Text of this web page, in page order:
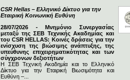
CSR Hellas – Ελληνικό Δίκτυο για την
Εταιρική Κοινωνική Ευθύνη
28/07/2026 - Μνημόνιο Συνεργασίας
μεταξύ της ΣΕΒ Τεχνικής Ακαδημίας και
του CSR HELLAS: Κοινές δράσεις για την
ενίσχυση της βιώσιμης ανάπτυξης, της
υπεύθυνης επιχειρηματικότητας και των
σύγχρονων δεξιοτήτων
Η ΣΕΒ Τεχνική Ακαδημία και το Ελληνικό
Δίκτυο για την Εταιρική Βιωσιμότητα και
Ευθύνη –...